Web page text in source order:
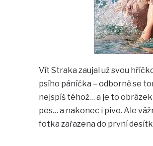
Vít Straka zaujal už svou
psího páníčka – odborně se
nejspíš téhož… a je to obrázek
pes… a nakonec i pivo. Ale
fotka zařazena do první